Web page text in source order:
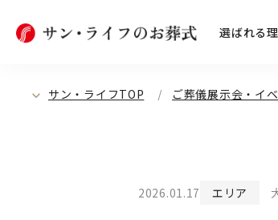
選ばれる
サン・ライフTOP ご葬儀展示会・イ
2026.01.17 エリア